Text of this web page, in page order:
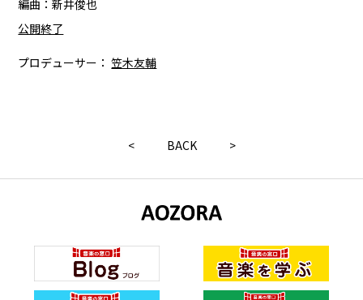
編曲：新井俊也
公開終了
プロデューサー：笠木友輔
< BACK >